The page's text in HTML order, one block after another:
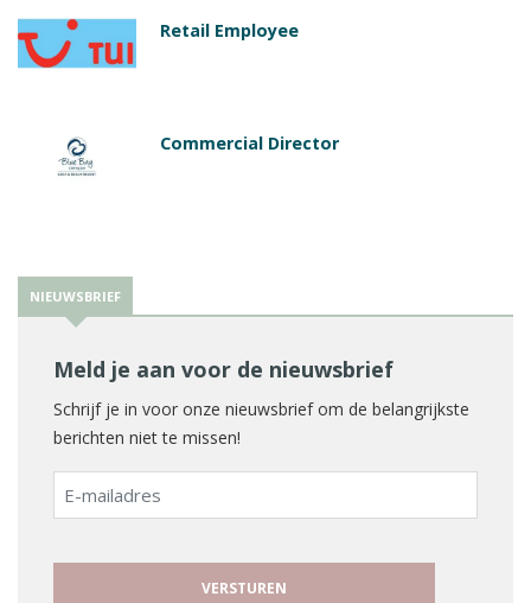
Retail Employee
Commercial Director
NIEUWSBRIEF
Meld je aan voor de nieuwsbrief
Schrijf je in voor onze nieuwsbrief om de belangrijkste
berichten niet te missen!
E-
mailadres